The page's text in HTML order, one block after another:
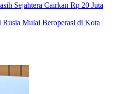
Sejahtera Cairkan Rp 20 Juta
Rusia Mulai Beroperasi di Kota